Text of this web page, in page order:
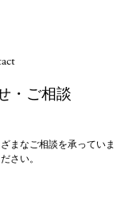
・ご相談
まなご相談を承っていま
さい。